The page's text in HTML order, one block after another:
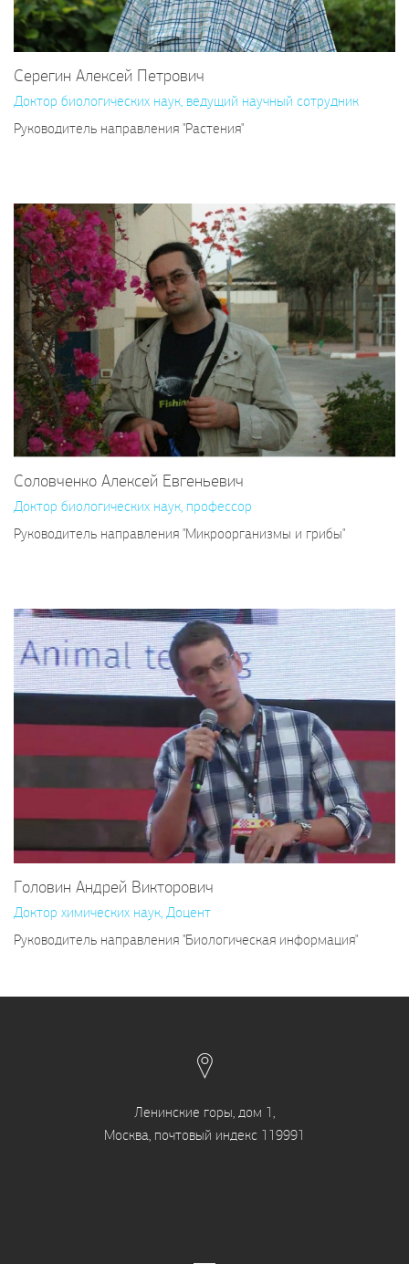
Серегин Алексей Петрович
Доктор биологических наук, ведущий научный сотрудник
Руководитель направления "Растения"
Соловченко Алексей Евгеньевич
Доктор биологических наук, профессор
Руководитель направления "Микроорганизмы и грибы"
Головин Андрей Викторович
Доктор химических наук, Доцент
Руководитель направления "Биологическая информация"
Ленинские горы, дом 1,
Москва, почтовый индекс 119991